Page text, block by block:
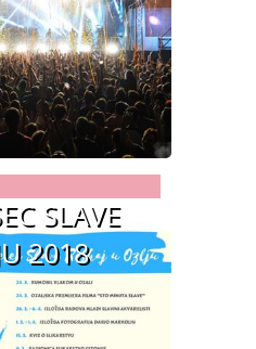
SLAVE
2018